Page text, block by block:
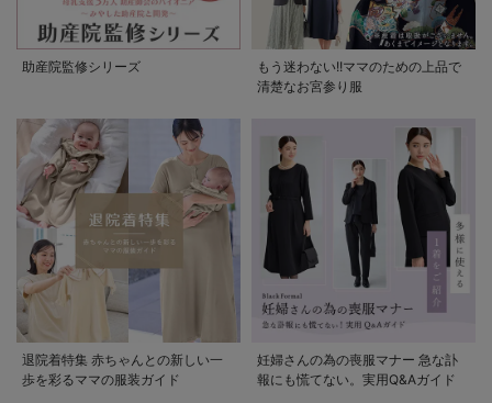
助産院監修シリーズ
もう迷わない!!ママのための上品で
清楚なお宮参り服
退院着特集 赤ちゃんとの新しい一
歩を彩るママの服装ガイド
妊婦さんの為の喪服マナー 急な訃
報にも慌てない。実用Q&Aガイド